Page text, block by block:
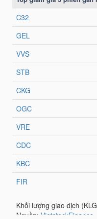
TRÁI
PHIẾU
CÔNG
CỤ
TƯ
TRUY
DỮ
LIỆU